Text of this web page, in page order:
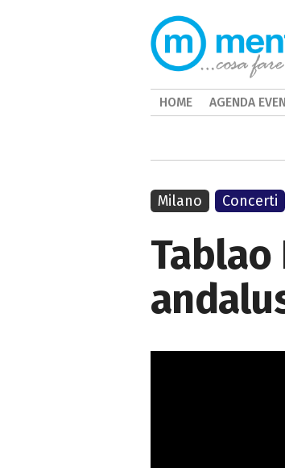
Tablao
Milano Concerti
HOME AGENDA